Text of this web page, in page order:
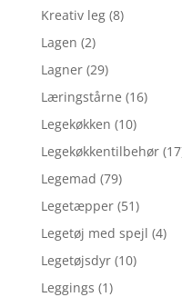
Kreativ leg (8)
Lagen (2)
Lagner (29)
Læringstårne (16)
Legekøkken (10)
Legekøkkentilbehør
Legemad (79)
Legetæpper (51)
Legetøj med spejl (4)
Legetøjsdyr (10)
Leggings (1)